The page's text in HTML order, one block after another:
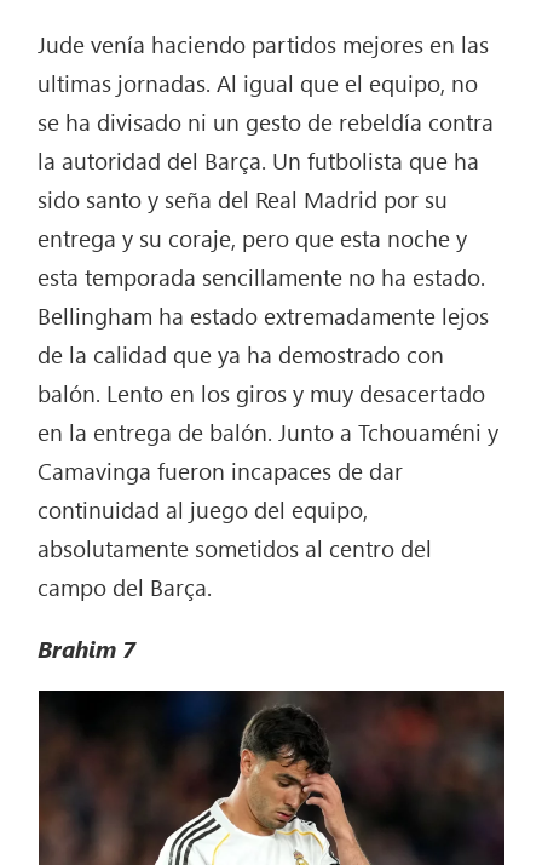
Jude venía haciendo partidos mejores en las
ultimas jornadas. Al igual que el equipo, no
se ha divisado ni un gesto de rebeldía contra
la autoridad del Barça. Un futbolista que ha
sido santo y seña del Real Madrid por su
entrega y su coraje, pero que esta noche y
esta temporada sencillamente no ha estado.
Bellingham ha estado extremadamente lejos
de la calidad que ya ha demostrado con
balón. Lento en los giros y muy desacertado
en la entrega de balón. Junto a Tchouaméni y
Camavinga fueron incapaces de dar
continuidad al juego del equipo,
absolutamente sometidos al centro del
campo del Barça.
Brahim 7